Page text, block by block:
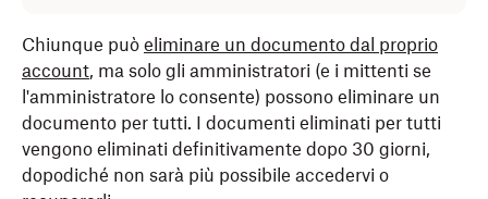
Chiunque può eliminare un documento dal proprio
account, ma solo gli amministratori (e i mittenti se
l'amministratore lo consente) possono eliminare un
documento per tutti. I documenti eliminati per tutti
vengono eliminati definitivamente dopo 30 giorni,
dopodiché non sarà più possibile accedervi o